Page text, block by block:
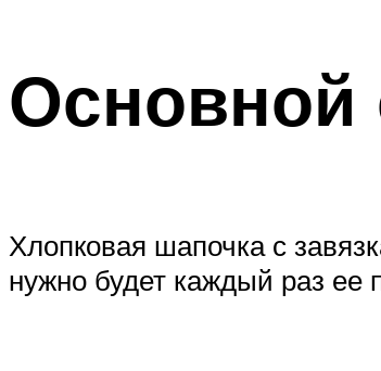
Основной
Хлопковая шапочка с
нужно будет каждый раз ее